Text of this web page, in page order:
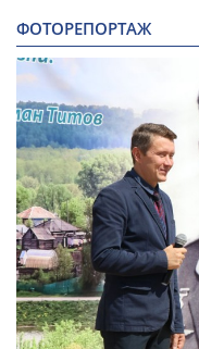
ФОТОРЕПОРТАЖ